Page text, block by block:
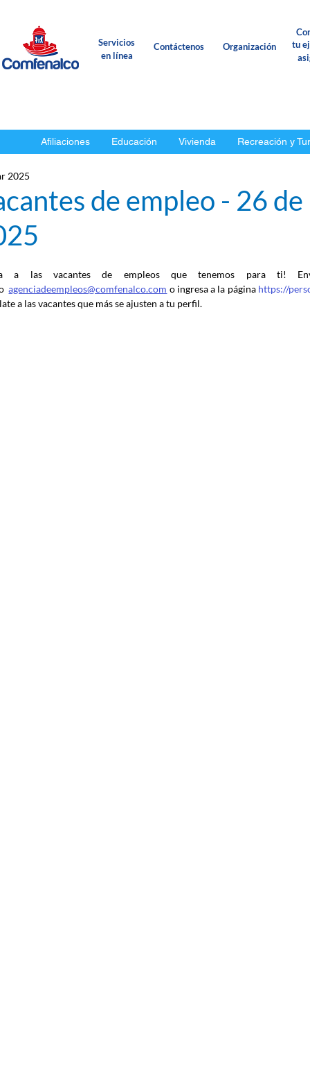
Servicios
en línea
Contáctenos Organización
tu
Afiliaciones Educación Vivienda Recreación y
de empleo - 26
2025
a las vacantes de empleos que tenemos para ti!
agenciadeempleos@comfenalco.com o ingresa a la página https://
a las vacantes que más se ajusten a tu perfil.